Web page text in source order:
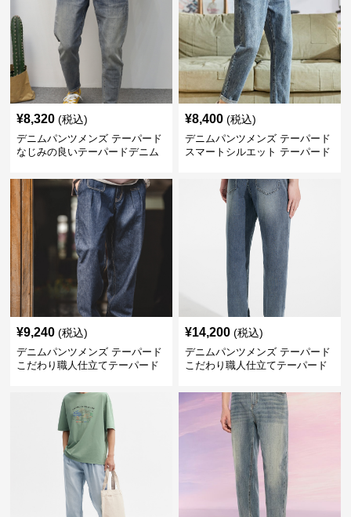
¥8,320 (税込)
デニムパンツメンズ テーパード
なじみの良いテーパードデニム
¥8,400 (税込)
デニムパンツメンズ テーパード
スマートシルエット テーパード
¥9,240 (税込)
デニムパンツメンズ テーパード
こだわり職人仕立てテーパード
¥14,200 (税込)
デニムパンツメンズ テーパード
こだわり職人仕立てテーパード